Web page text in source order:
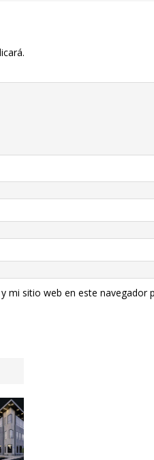
mi sitio web en este navegador